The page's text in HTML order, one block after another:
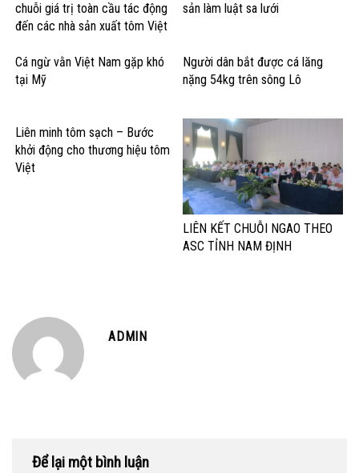
chuỗi giá trị toàn cầu tác động
đến các nhà sản xuất tôm Việt
sản làm luật sa lưới
Cá ngừ vằn Việt Nam gặp khó
tại Mỹ
Người dân bắt được cá lăng
nặng 54kg trên sông Lô
Liên minh tôm sạch – Bước
khởi động cho thương hiệu tôm
Việt
LIÊN KẾT CHUỖI NGAO THEO
ASC TỈNH NAM ĐỊNH
ADMIN
Để lại một bình luận